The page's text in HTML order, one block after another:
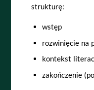
strukturę:
wstęp
rozwinięcie na
kontekst
zakończenie